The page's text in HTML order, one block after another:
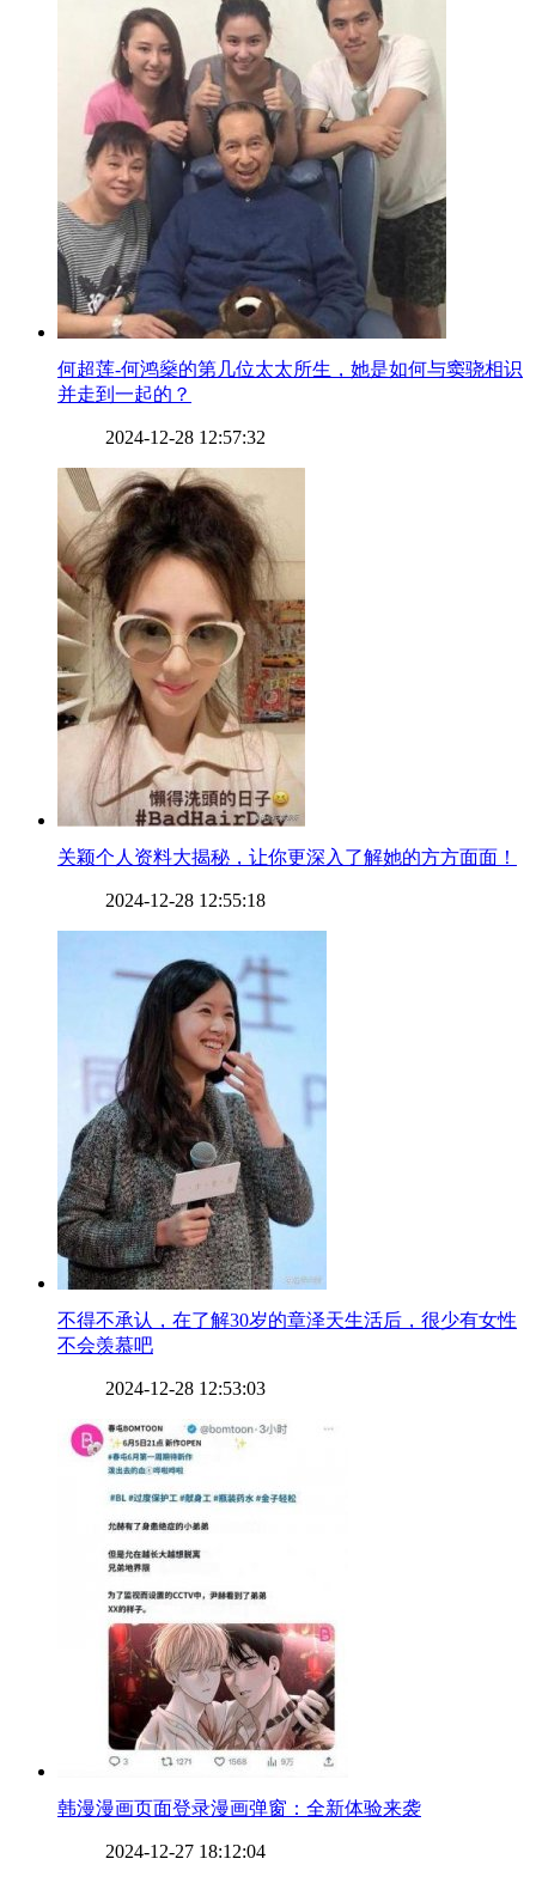
​何超莲-何鸿燊的第几位太太所生，她是如何与窦骁相识
并走到一起的？
2024-12-28 12:57:32
​关颖个人资料大揭秘，让你更深入了解她的方方面面！
2024-12-28 12:55:18
​不得不承认，在了解30岁的章泽天生活后，很少有女性
不会羡慕吧
2024-12-28 12:53:03
​韩漫漫画页面登录漫画弹窗：全新体验来袭
2024-12-27 18:12:04